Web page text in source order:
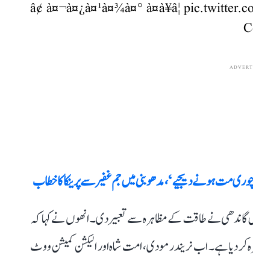
â¢ à¤¬à¤¿à¤¹à¤¾à¤° à¤à¥â¦
مت ہونے دیجیے‘، مدھوبنی میں جم غفیر سے پرینکا کا خطاب
گاندھی نے طاقت کے مظاہرہ سے تعبیر دی۔ انھوں نے کہا کہ
کر دیا ہے۔ اب نریندر مودی، امت شاہ اور الیکشن کمیشن ووٹ